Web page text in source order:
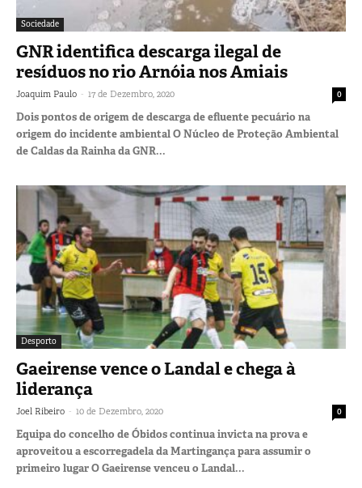
Sociedade
GNR identifica descarga ilegal de
resíduos no rio Arnóia nos Amiais
Joaquim Paulo - 17 de Dezembro, 2020 0
Dois pontos de origem de descarga de efluente pecuário na
origem do incidente ambiental O Núcleo de Proteção Ambiental
de Caldas da Rainha da GNR...
Desporto
Gaeirense vence o Landal e chega à
liderança
Joel Ribeiro - 10 de Dezembro, 2020 0
Equipa do concelho de Óbidos continua invicta na prova e
aproveitou a escorregadela da Martingança para assumir o
primeiro lugar O Gaeirense venceu o Landal...